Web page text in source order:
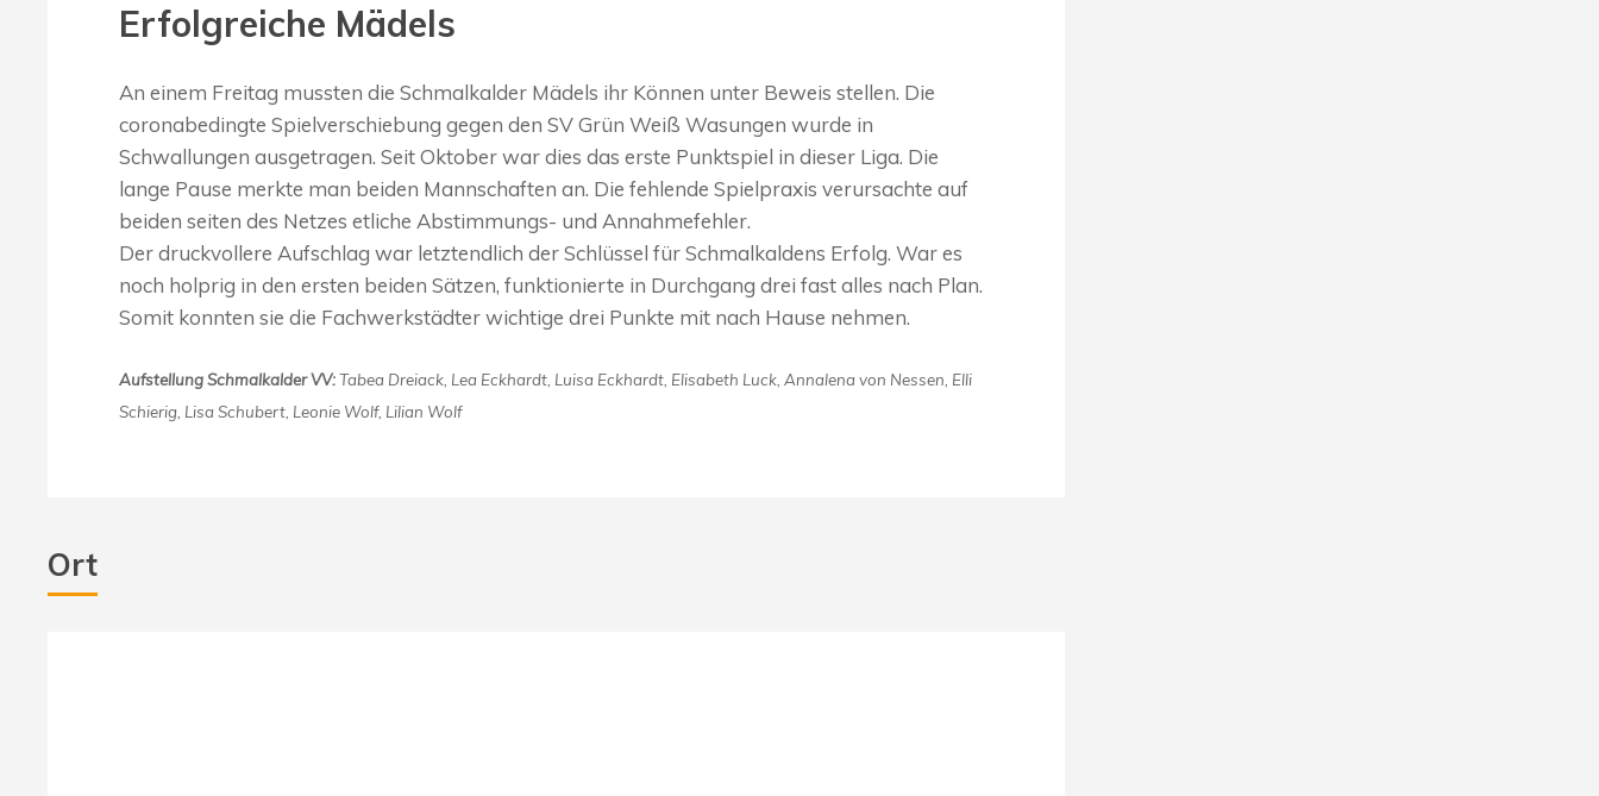
Erfolgreiche Mädels
An einem Freitag mussten die Schmalkalder Mädels ihr Können unter Beweis stellen. Die
coronabedingte Spielverschiebung gegen den SV Grün Weiß Wasungen wurde in
Schwallungen ausgetragen. Seit Oktober war dies das erste Punktspiel in dieser Liga. Die
lange Pause merkte man beiden Mannschaften an. Die fehlende Spielpraxis verursachte auf
beiden seiten des Netzes etliche Abstimmungs- und Annahmefehler.
Der druckvollere Aufschlag war letztendlich der Schlüssel für Schmalkaldens Erfolg. War es
noch holprig in den ersten beiden Sätzen, funktionierte in Durchgang drei fast alles nach Plan.
Somit konnten sie die Fachwerkstädter wichtige drei Punkte mit nach Hause nehmen.
Aufstellung Schmalkalder VV:Tabea Dreiack, Lea Eckhardt, Luisa Eckhardt, Elisabeth Luck, Annalena von Nessen, Elli
Schierig, Lisa Schubert, Leonie Wolf, Lilian Wolf
Ort